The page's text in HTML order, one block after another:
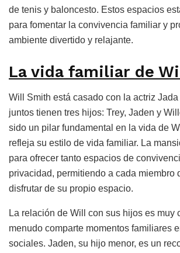
de tenis y baloncesto. Estos espacios
para fomentar la convivencia familiar y
ambiente divertido y relajante.
La vida familiar de
Will Smith está casado con la actriz
juntos tienen tres hijos: Trey, Jaden y
sido un pilar fundamental en la vida de
refleja su estilo de vida familiar. La
para ofrecer tanto espacios de
privacidad, permitiendo a cada miembro
disfrutar de su propio espacio.
La relación de Will con sus hijos es muy
menudo comparte momentos familiares
sociales. Jaden, su hijo menor, es un